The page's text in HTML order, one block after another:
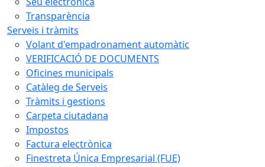
Transparència
Serveis i tràmits
Volant d'empadronament automàtic
VERIFICACIÓ DE DOCUMENTS
Oficines municipals
Catàleg de Serveis
Tràmits i gestions
Carpeta ciutadana
Impostos
Factura electrònica
Finestreta Única Empresarial (FUE)